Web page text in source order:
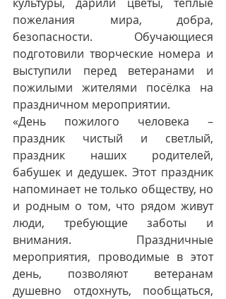
пожелания мира, добра,
безопасности. Обучающиеся
подготовили творческие номера и
выступили перед ветеранами и
пожилыми жителями посёлка на
праздничном мероприятии.
«День пожилого человека –
праздник чистый и светлый,
праздник наших родителей,
бабушек и дедушек. Этот праздник
напоминает не только обществу, но
и родным о том, что рядом живут
люди, требующие заботы и
внимания. Праздничные
мероприятия, проводимые в этот
день, позволяют ветеранам
душевно отдохнуть, пообщаться,